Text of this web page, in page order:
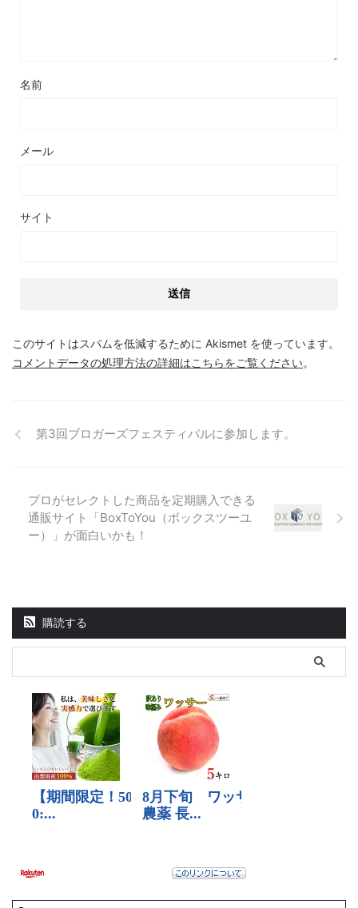
名前
メール
サイト
このサイトはスパムを低減するために Akismet を使っています。
コメントデータの処理方法の詳細はこちらをご覧ください。
第3回ブロガーズフェスティバルに参加します。
プロがセレクトした商品を定期購入できる
通販サイト「BoxToYou（ボックスツーユ
ー）」が面白いかも！
購読する